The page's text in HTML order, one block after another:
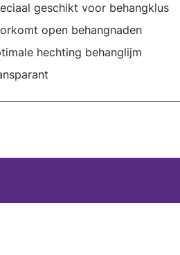
geschikt voor behangklus
open behangnaden
hechting behanglijm